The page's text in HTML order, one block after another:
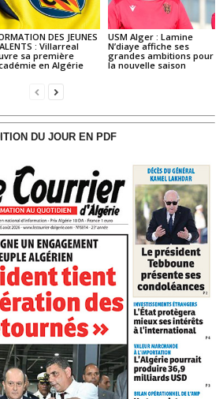
DES JEUNES
: Villarreal
sa première
en Algérie
USM Alger : Lamine
N’diaye affiche ses
grandes ambitions pour
la nouvelle saison
DU JOUR EN PDF